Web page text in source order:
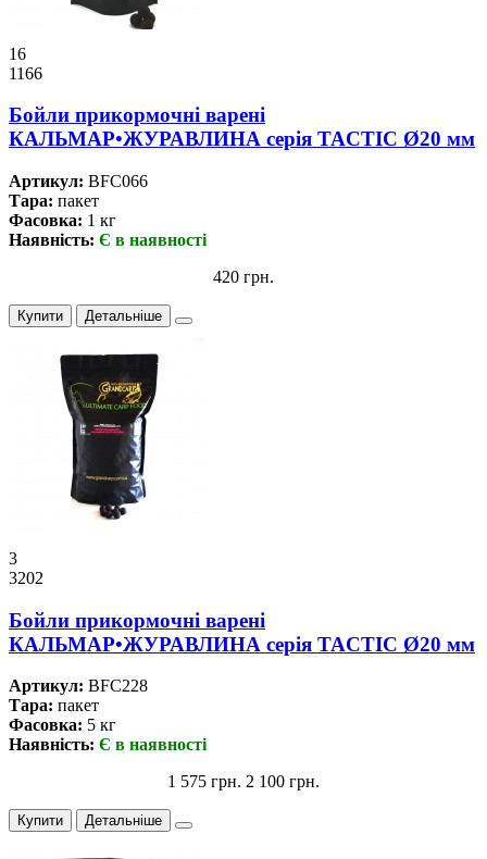
16
1166
Бойли прикормочнi варенi
КАЛЬМАР•ЖУРАВЛИНА серiя TACTIC Ø20 мм
Артикул: BFC066
Тара: пакет
Фасовка: 1 кг
Наявність: Є в наявності
420 грн.
Купити Детальніше
3
3202
Бойли прикормочнi варенi
КАЛЬМАР•ЖУРАВЛИНА серiя TACTIC Ø20 мм
Артикул: BFC228
Тара: пакет
Фасовка: 5 кг
Наявність: Є в наявності
1 575 грн. 2 100 грн.
Купити Детальніше